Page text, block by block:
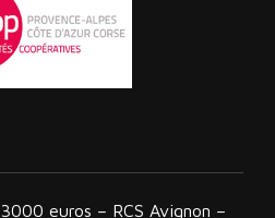
euros – RCS Avignon –